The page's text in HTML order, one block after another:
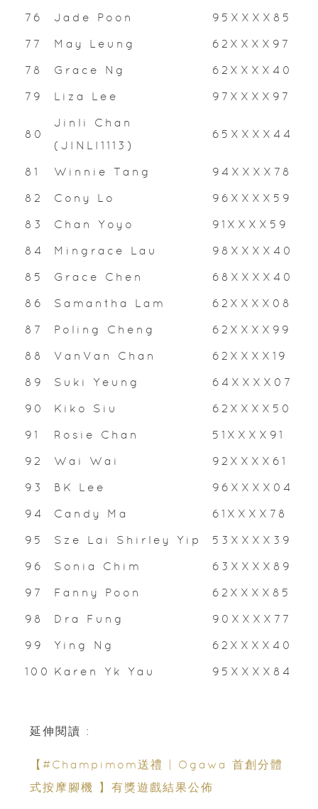
76 Jade Poon 95XXXX85
77 May Leung 62XXXX97
78 Grace Ng 62XXXX40
79 Liza Lee 97XXXX97
80
Jinli Chan
(JINLI1113)
65XXXX44
81 Winnie Tang 94XXXX78
82 Cony Lo 96XXXX59
83 Chan Yoyo 91XXXX59
84 Mingrace Lau 98XXXX40
85 Grace Chen 68XXXX40
86 Samantha Lam 62XXXX08
87 Poling Cheng 62XXXX99
88 VanVan Chan 62XXXX19
89 Suki Yeung 64XXXX07
90 Kiko Siu 62XXXX50
91 Rosie Chan 51XXXX91
92 Wai Wai 92XXXX61
93 BK Lee 96XXXX04
94 Candy Ma 61XXXX78
95 Sze Lai Shirley Yip 53XXXX39
96 Sonia Chim 63XXXX89
97 Fanny Poon 62XXXX85
98 Dra Fung 90XXXX77
99 Ying Ng 62XXXX40
100 Karen Yk Yau 95XXXX84
延伸閱讀 :
【#Champimom送禮 | Ogawa 首創分體
式按摩腳機 】有獎遊戲結果公佈